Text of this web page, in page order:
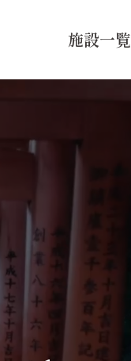
施設一覧